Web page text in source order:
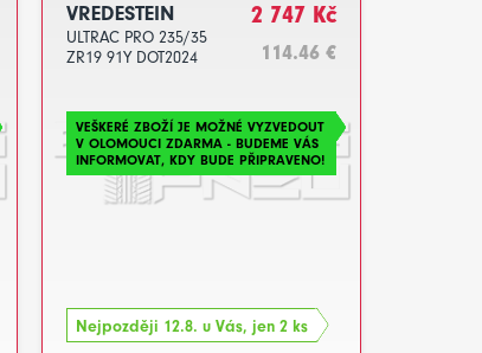
VREDESTEIN
ULTRAC PRO 235/35
ZR19 91Y DOT2024
2 747 Kč
114.46 €
VEŠKERÉ ZBOŽÍ JE MOŽNÉ VYZVEDOUT
V OLOMOUCI ZDARMA - BUDEME VÁS
INFORMOVAT, KDY BUDE PŘIPRAVENO!
Nejpozději 12.8. u Vás, jen 2 ks